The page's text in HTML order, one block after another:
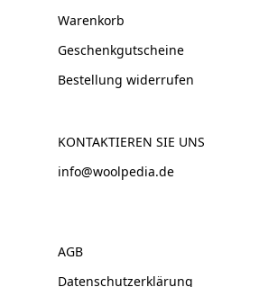
Warenkorb
Geschenkgutscheine
Bestellung widerrufen
KONTAKTIEREN SIE UNS
info@woolpedia.de
AGB
Datenschutzerklärung